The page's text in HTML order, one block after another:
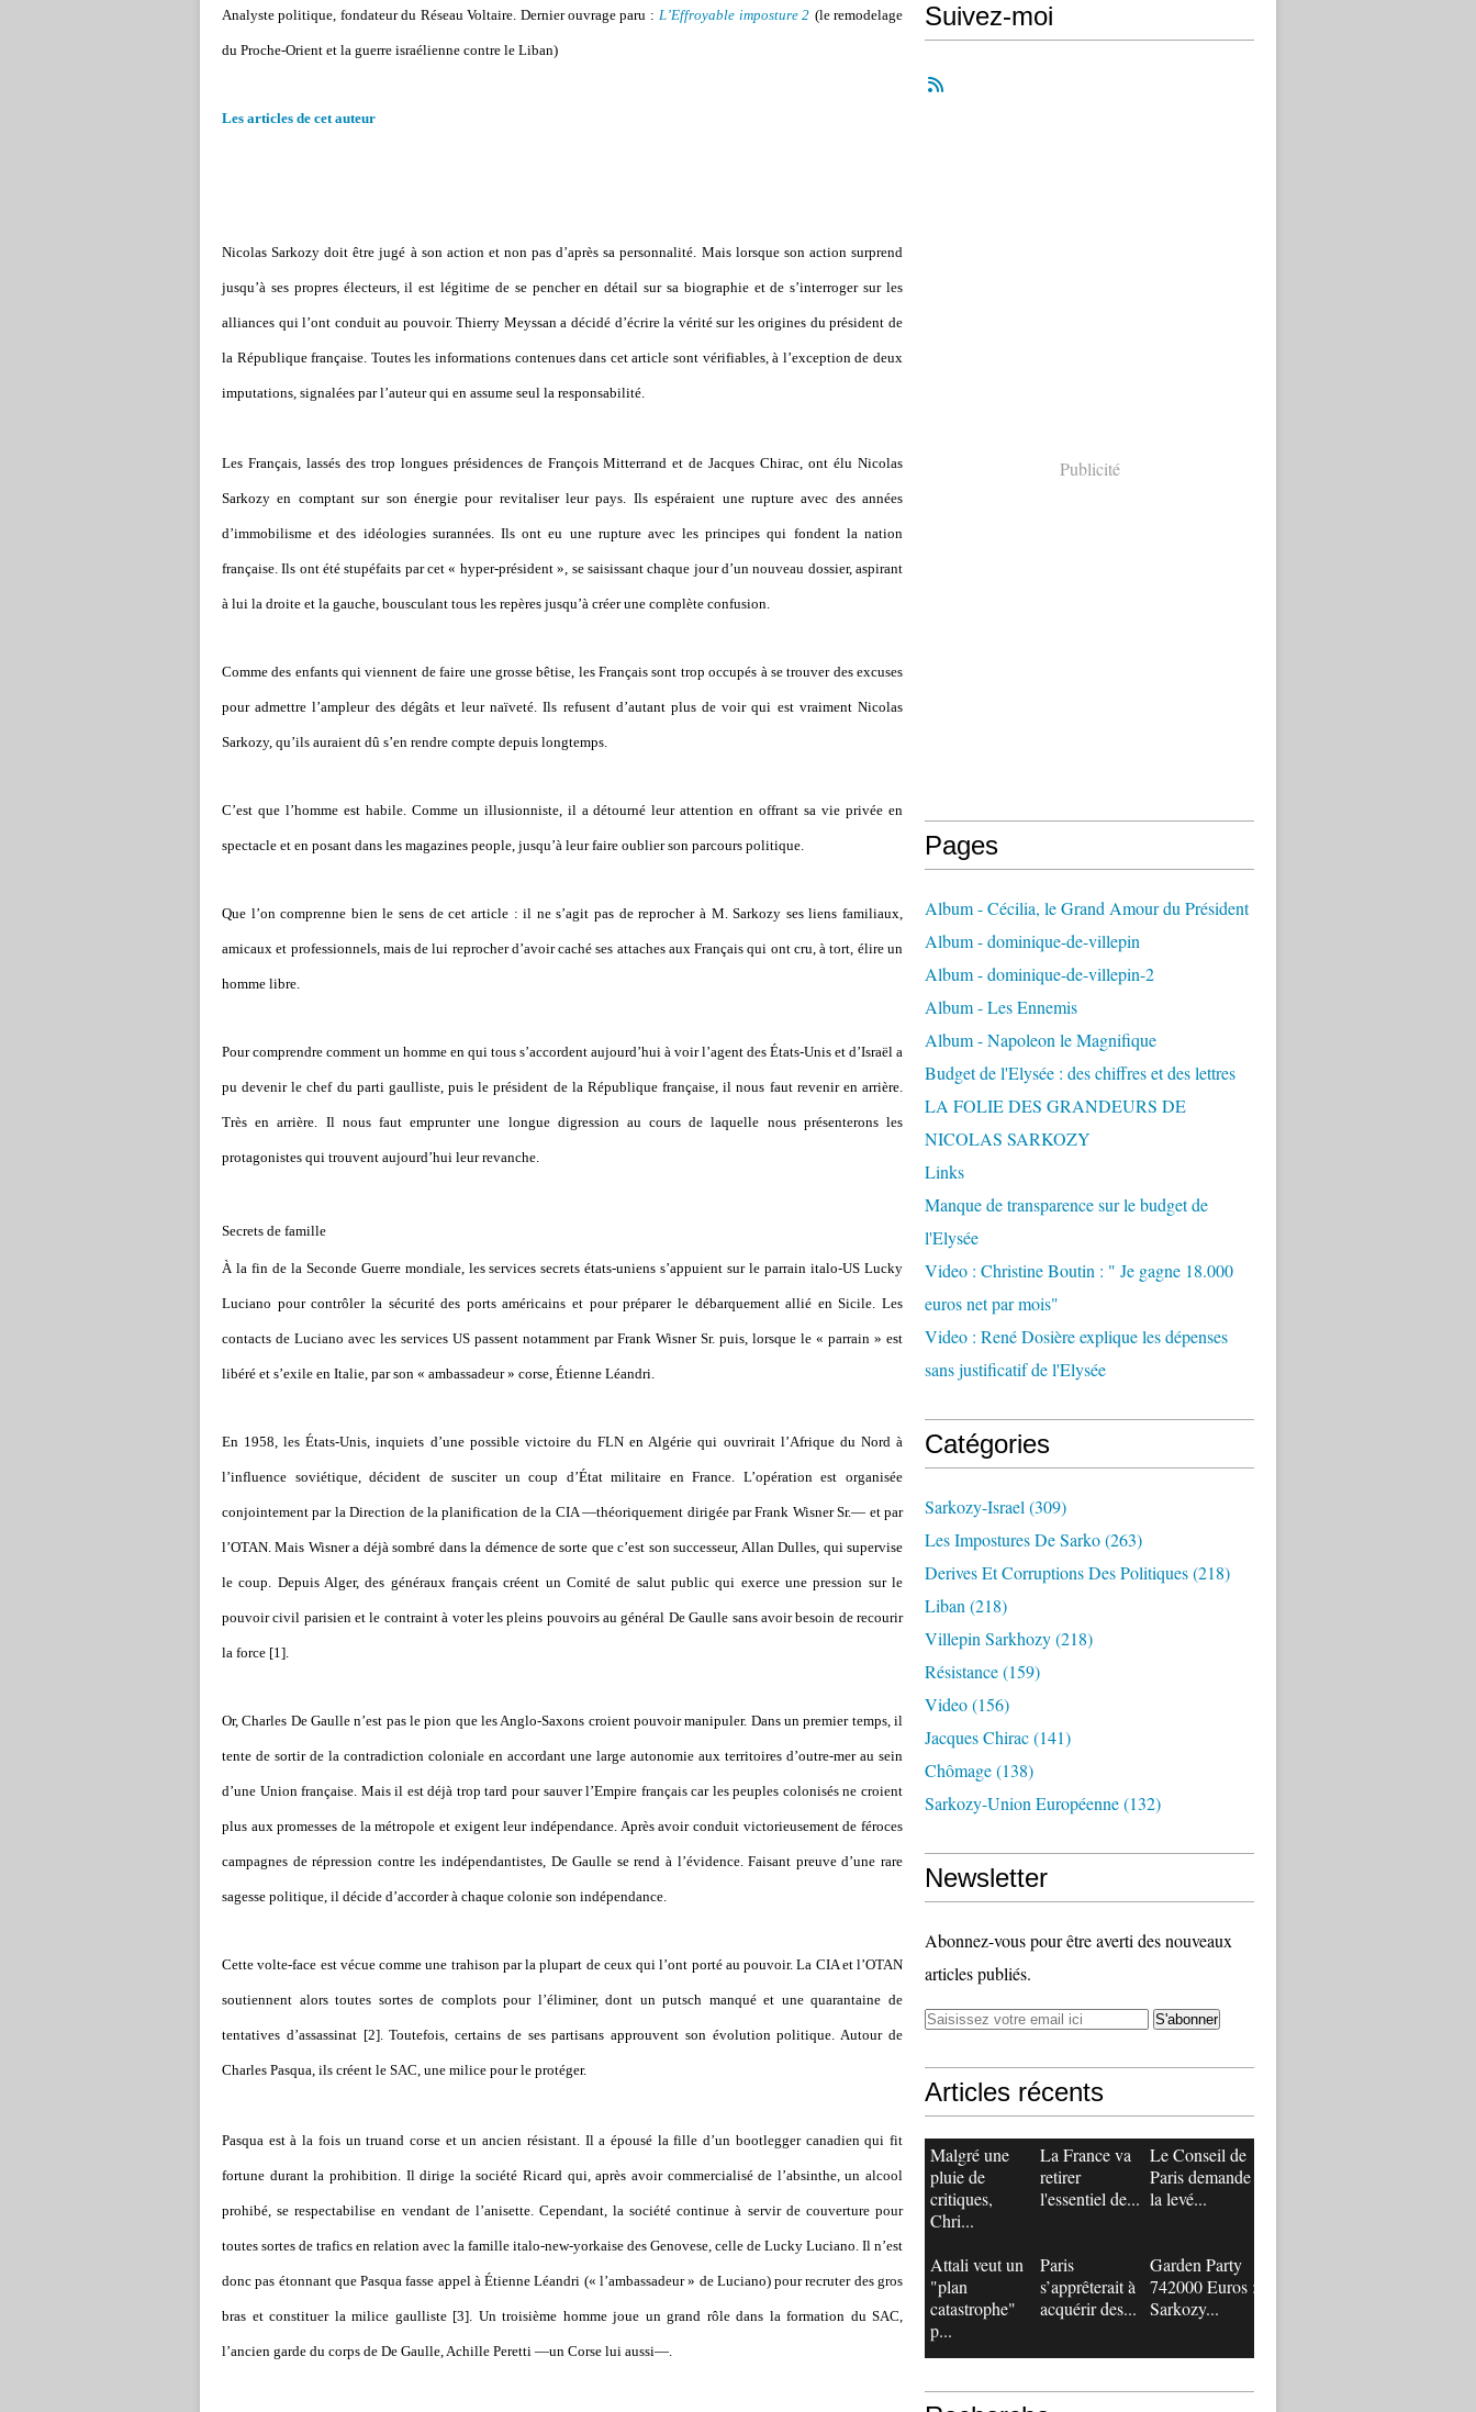
Analyste politique, fondateur du Réseau Voltaire. Dernier ouvrage paru : L’Effroyable imposture 2 (le remodelage
du Proche-Orient et la guerre israélienne contre le Liban)
Les articles de cet auteur
Nicolas Sarkozy doit être jugé à son action et non pas d’après sa personnalité. Mais lorsque son action surprend
jusqu’à ses propres électeurs, il est légitime de se pencher en détail sur sa biographie et de s’interroger sur les
alliances qui l’ont conduit au pouvoir. Thierry Meyssan a décidé d’écrire la vérité sur les origines du président de
la République française. Toutes les informations contenues dans cet article sont vérifiables, à l’exception de deux
imputations, signalées par l’auteur qui en assume seul la responsabilité.
Les Français, lassés des trop longues présidences de François Mitterrand et de Jacques Chirac, ont élu Nicolas
Sarkozy en comptant sur son énergie pour revitaliser leur pays. Ils espéraient une rupture avec des années
d’immobilisme et des idéologies surannées. Ils ont eu une rupture avec les principes qui fondent la nation
française. Ils ont été stupéfaits par cet « hyper-président », se saisissant chaque jour d’un nouveau dossier, aspirant
à lui la droite et la gauche, bousculant tous les repères jusqu’à créer une complète confusion.
Comme des enfants qui viennent de faire une grosse bêtise, les Français sont trop occupés à se trouver des excuses
pour admettre l’ampleur des dégâts et leur naïveté. Ils refusent d’autant plus de voir qui est vraiment Nicolas
Sarkozy, qu’ils auraient dû s’en rendre compte depuis longtemps.
C’est que l’homme est habile. Comme un illusionniste, il a détourné leur attention en offrant sa vie privée en
spectacle et en posant dans les magazines people, jusqu’à leur faire oublier son parcours politique.
Que l’on comprenne bien le sens de cet article : il ne s’agit pas de reprocher à M. Sarkozy ses liens familiaux,
amicaux et professionnels, mais de lui reprocher d’avoir caché ses attaches aux Français qui ont cru, à tort, élire un
homme libre.
Pour comprendre comment un homme en qui tous s’accordent aujourd’hui à voir l’agent des États-Unis et d’Israël a
pu devenir le chef du parti gaulliste, puis le président de la République française, il nous faut revenir en arrière.
Très en arrière. Il nous faut emprunter une longue digression au cours de laquelle nous présenterons les
protagonistes qui trouvent aujourd’hui leur revanche.
Secrets de famille
À la fin de la Seconde Guerre mondiale, les services secrets états-uniens s’appuient sur le parrain italo-US Lucky
Luciano pour contrôler la sécurité des ports américains et pour préparer le débarquement allié en Sicile. Les
contacts de Luciano avec les services US passent notamment par Frank Wisner Sr. puis, lorsque le « parrain » est
libéré et s’exile en Italie, par son « ambassadeur » corse, Étienne Léandri.
En 1958, les États-Unis, inquiets d’une possible victoire du FLN en Algérie qui ouvrirait l’Afrique du Nord à
l’influence soviétique, décident de susciter un coup d’État militaire en France. L’opération est organisée
conjointement par la Direction de la planification de la CIA —théoriquement dirigée par Frank Wisner Sr.— et par
l’OTAN. Mais Wisner a déjà sombré dans la démence de sorte que c’est son successeur, Allan Dulles, qui supervise
le coup. Depuis Alger, des généraux français créent un Comité de salut public qui exerce une pression sur le
pouvoir civil parisien et le contraint à voter les pleins pouvoirs au général De Gaulle sans avoir besoin de recourir
la force [1].
Or, Charles De Gaulle n’est pas le pion que les Anglo-Saxons croient pouvoir manipuler. Dans un premier temps, il
tente de sortir de la contradiction coloniale en accordant une large autonomie aux territoires d’outre-mer au sein
d’une Union française. Mais il est déjà trop tard pour sauver l’Empire français car les peuples colonisés ne croient
plus aux promesses de la métropole et exigent leur indépendance. Après avoir conduit victorieusement de féroces
campagnes de répression contre les indépendantistes, De Gaulle se rend à l’évidence. Faisant preuve d’une rare
sagesse politique, il décide d’accorder à chaque colonie son indépendance.
Cette volte-face est vécue comme une trahison par la plupart de ceux qui l’ont porté au pouvoir. La CIA et l’OTAN
soutiennent alors toutes sortes de complots pour l’éliminer, dont un putsch manqué et une quarantaine de
tentatives d’assassinat [2]. Toutefois, certains de ses partisans approuvent son évolution politique. Autour de
Charles Pasqua, ils créent le SAC, une milice pour le protéger.
Pasqua est à la fois un truand corse et un ancien résistant. Il a épousé la fille d’un bootlegger canadien qui fit
fortune durant la prohibition. Il dirige la société Ricard qui, après avoir commercialisé de l’absinthe, un alcool
prohibé, se respectabilise en vendant de l’anisette. Cependant, la société continue à servir de couverture pour
toutes sortes de trafics en relation avec la famille italo-new-yorkaise des Genovese, celle de Lucky Luciano. Il n’est
donc pas étonnant que Pasqua fasse appel à Étienne Léandri (« l’ambassadeur » de Luciano) pour recruter des gros
bras et constituer la milice gaulliste [3]. Un troisième homme joue un grand rôle dans la formation du SAC,
l’ancien garde du corps de De Gaulle, Achille Peretti —un Corse lui aussi—.
Suivez-moi
Publicité
Pages
Album - Cécilia, le Grand Amour du Président
Album - dominique-de-villepin
Album - dominique-de-villepin-2
Album - Les Ennemis
Album - Napoleon le Magnifique
Budget de l'Elysée : des chiffres et des lettres
LA FOLIE DES GRANDEURS DE
NICOLAS SARKOZY
Links
Manque de transparence sur le budget de
l'Elysée
Video : Christine Boutin : " Je gagne 18.000
euros net par mois"
Video : René Dosière explique les dépenses
sans justificatif de l'Elysée
Catégories
Sarkozy-Israel (309)
Les Impostures De Sarko(263)
Derives Et Corruptions Des Politiques(218)
Liban (218)
Villepin Sarkhozy(218)
Résistance(159)
Video(156)
Jacques Chirac(141)
Chômage(138)
Sarkozy-Union Européenne(132)
Newsletter
Abonnez-vous pour être averti des nouveaux
articles publiés.
Articles récents
Malgré une
pluie de
critiques,
Chri...
La France va
retirer
l'essentiel de...
Le Conseil de
Paris demande
la levé...
Attali veut un
"plan
catastrophe"
p...
Paris
s’apprêterait à
acquérir des...
Garden Party
742000 Euros :
Sarkozy...